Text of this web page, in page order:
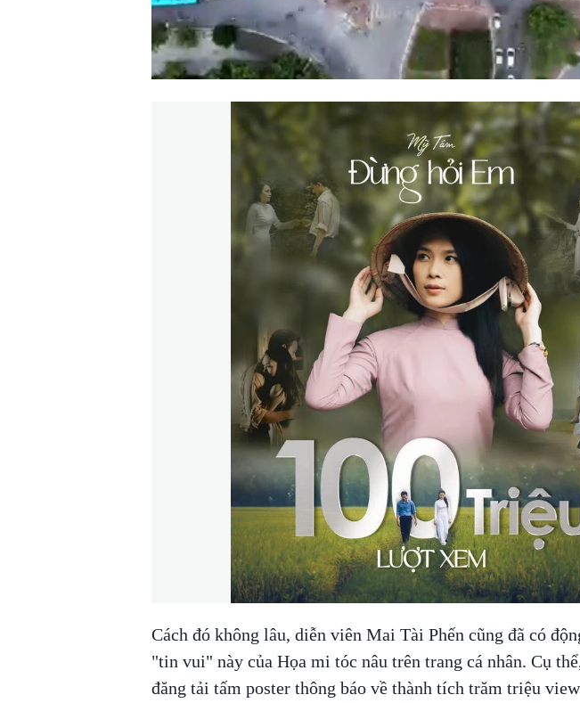
Cách đó không lâu, diễn viên Mai Tài Phến cũng đã có
"tin vui" này của Họa mi tóc nâu trên trang cá nhân. Cụ
đăng tải tấm poster thông báo về thành tích trăm triệu